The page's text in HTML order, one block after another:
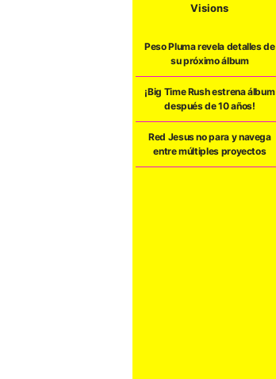
Visions
Peso Pluma revela detalles de
su próximo álbum
¡Big Time Rush estrena álbum
después de 10 años!
Red Jesus no para y navega
entre múltiples proyectos